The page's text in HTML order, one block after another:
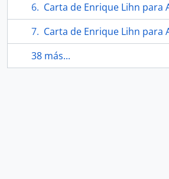
Carta de Enrique Lihn para Andrea
Carta de Enrique Lihn para Andrea
38 más...